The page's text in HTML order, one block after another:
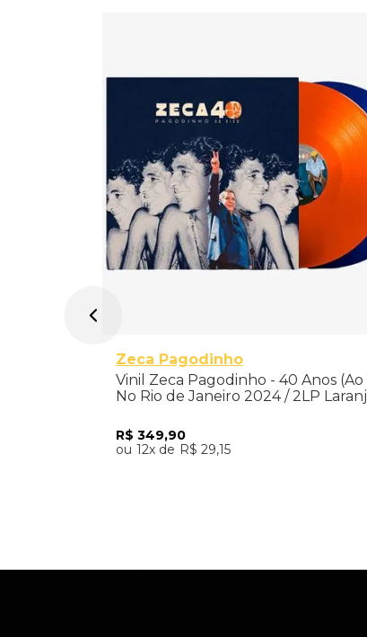
Zeca Pagodinho
Vinil Zeca Pagodinho - 40 Anos (Ao
No Rio de Janeiro 2024 / 2LP
R$ 349,90
12
R$ 29,15